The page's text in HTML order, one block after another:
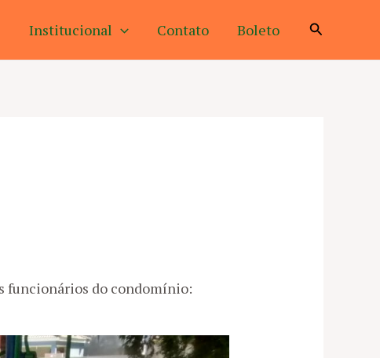
Institucional Contato Boleto Pesquisar
funcionários do condomínio: